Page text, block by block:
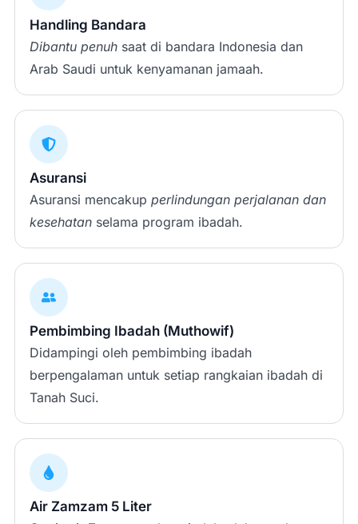
Handling Bandara
Dibantu penuh saat di bandara Indonesia dan
Arab Saudi untuk kenyamanan jamaah.
Asuransi
Asuransi mencakup perlindungan perjalanan dan
kesehatan selama program ibadah.
Pembimbing Ibadah (Muthowif)
Didampingi oleh pembimbing ibadah
berpengalaman untuk setiap rangkaian ibadah di
Tanah Suci.
Air Zamzam 5 Liter